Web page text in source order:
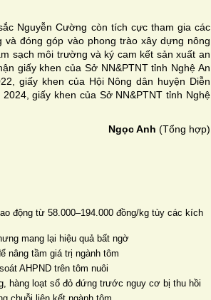
Nguyễn Cường còn tích cực tham gia các
đóng góp vào phong trào xây dựng nông
sạch môi trường và ký cam kết sản xuất an
giấy khen của Sở NN&PTNT tỉnh Nghệ An
giấy khen của Hội Nông dân huyện Diễn
giấy khen của Sở NN&PTNT tỉnh Nghệ
Ngọc Anh (Tổng hợp)
động từ 58.000–194.000 đồng/kg tùy các kích
mang lại hiệu quả bất ngờ
nâng tầm giá trị ngành tôm
AHPND trên tôm nuôi
hàng loạt sổ đỏ đứng trước nguy cơ bị thu hồi